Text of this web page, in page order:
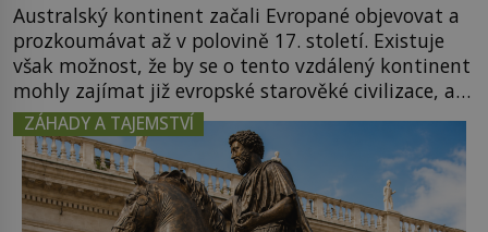
Australský kontinent začali Evropané objevovat a
prozkoumávat až v polovině 17. století. Existuje
však možnost, že by se o tento vzdálený kontinent
mohly zajímat již evropské starověké civilizace, a
to o 15 století dříve? Již od starověku kartografové
zakreslovali do map záhadný kontinent Terra
Australis – Jižní zemi. Proč? Do jisté míry to byl
smysl pro […]
ZÁHADY A TAJEMSTVÍ